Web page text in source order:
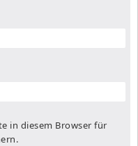
in diesem Browser für